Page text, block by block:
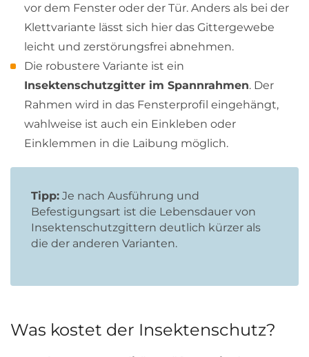
vor dem Fenster oder der Tür. Anders als bei der
Klettvariante lässt sich hier das Gittergewebe
leicht und zerstörungsfrei abnehmen.
Die robustere Variante ist ein
Insektenschutzgitter im Spannrahmen. Der
Rahmen wird in das Fensterprofil eingehängt,
wahlweise ist auch ein Einkleben oder
Einklemmen in die Laibung möglich.
Tipp: Je nach Ausführung und
Befestigungsart ist die Lebensdauer von
Insektenschutzgittern deutlich kürzer als
die der anderen Varianten.
Was kostet der Insektenschutz?